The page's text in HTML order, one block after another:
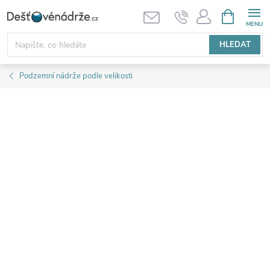
na
obsah
HLEDAT
NÁKUPNÍ
KOŠÍK
Podzemní nádrže podle velikosti